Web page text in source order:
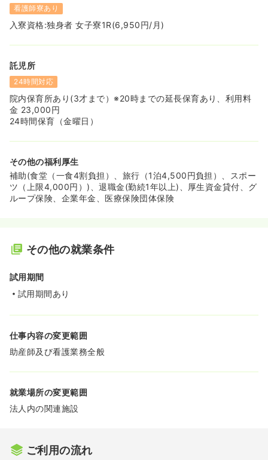
看護師寮あり
入寮資格:独身者 女子寮1R(6,950円/月)
託児所
24時間対応
院内保育所あり(3才まで）※20時までの延長保育あり、利用料
金 23,000円
24時間保育（金曜日）
その他の福利厚生
補助(食堂（一食4割負担）、旅行（1泊4,500円負担）、スポー
ツ（上限4,000円）)、退職金(勤続1年以上)、厚生資金貸付、グ
ループ保険、企業年金、医療保険団体保険
その他の就業条件
試用期間
試用期間あり
仕事内容の変更範囲
助産師及び看護業務全般
就業場所の変更範囲
法人内の関連施設
ご利用の流れ